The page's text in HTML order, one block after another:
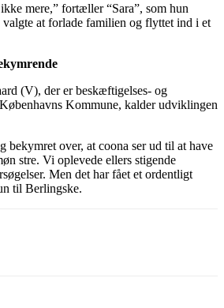
mere,” fortæller “Sara”, som hun
at forlade familien og flyttet ind i et
(V), der er beskæftigelses- og
Kommune, kalder udviklingen
bekymret over, at coona ser ud til at have
stre. Vi oplevede ellers stigende
Men det har fået et ordentligt
til Berlingske.